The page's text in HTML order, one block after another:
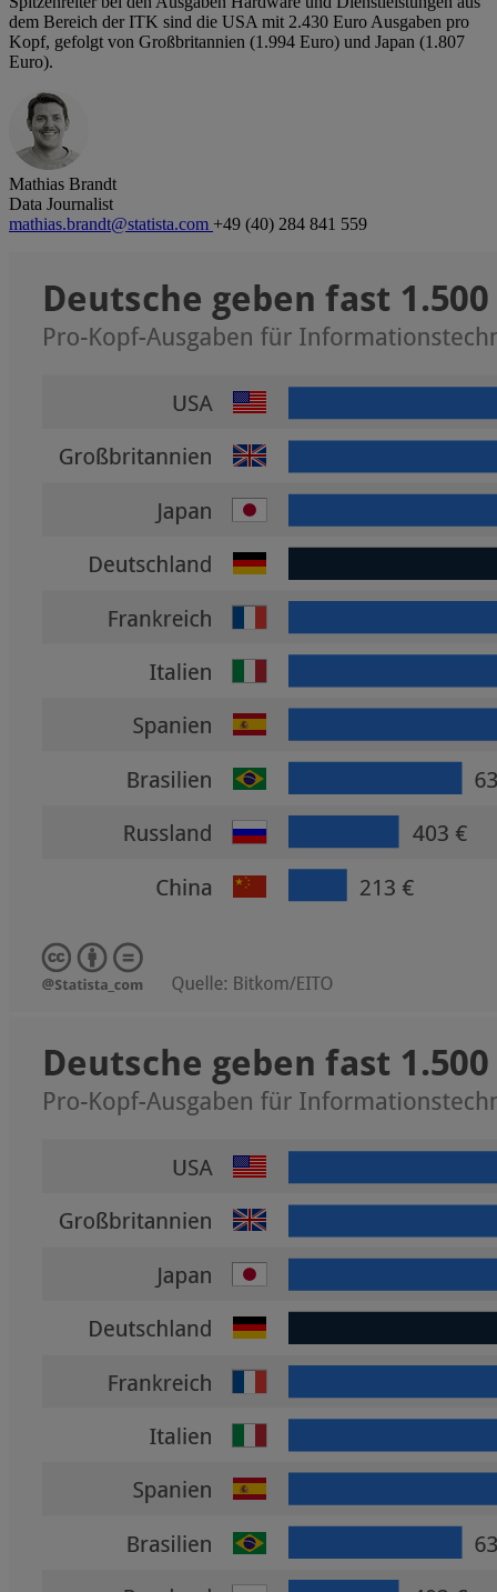
dem Bereich der ITK sind die USA mit 2.430 Euro Ausgaben pro
Kopf, gefolgt von Großbritannien (1.994 Euro) und Japan (1.807
Euro).
Mathias Brandt
Data Journalist
mathias.brandt@statista.com +49 (40) 284 841 559